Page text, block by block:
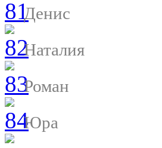
Денис
Наталия
Роман
Юра